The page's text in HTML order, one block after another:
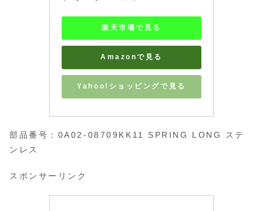
楽天市場で見る
Amazonで見る
Yahoo!ショッピングで見る
部品番号：0A02-08709KK11 SPRING LONG ステ
ンレス
スポンサーリンク